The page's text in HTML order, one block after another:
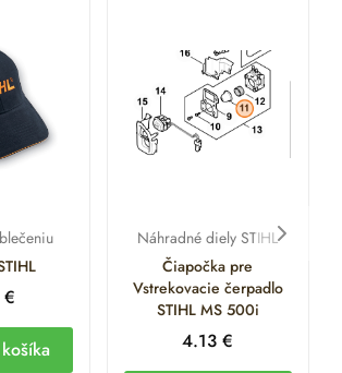
€
Náhradné diely STIHL
Čiapočka pre
Vstrekovacie čerpadlo
STIHL MS 500i
4.13€